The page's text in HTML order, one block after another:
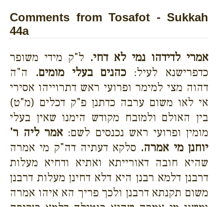
Comments from Tosafot - Sukkah
44a
אמרי לדידהו נמי לא דחי. ל"ק מידי משופר
כדפרישנא לעיל: כהנים בעלי מומים. ה"ה
דהוה מצי למימר ופרועי ראש דתרוייהו אסירי
אי לאו משום ערבה כדתנן פ"ק דכלים (מ"ט)
בין האולם ולמזבח מקודש הימנו שאין בעלי
מומין ופרועי ראש נכנסים לשם: אמר ליה ר'
יוחנן מי אמרה. סלקא דעתיה דה"ק מי אמרה
שהיא חובה דאורייתא ואתיא ודחיא מעלות
דרבנן דלמא רבנן היא דלא דחינן מעלות דרבנן
משום תקנתא דרבנן ולכך פריך הא איהו אמרה